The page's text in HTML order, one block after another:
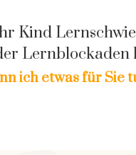
Kind
Lernblockaden
ich etwas für Sie